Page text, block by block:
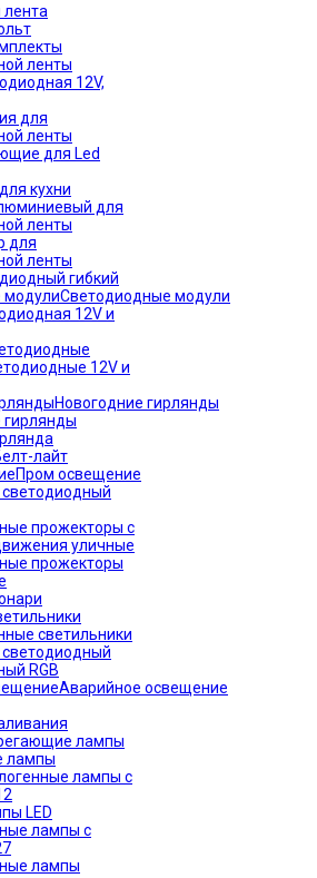
ленты
12V,
для
ленты
для Led
кухни
для
ленты
для
ленты
гибкий
Светодиодные модули
12V и
12V и
Новогодние гирлянды
лайт
Пром освещение
прожекторы с
уличные
прожекторы
светильники
RGB
Аварийное освещение
лампы
лампы
лампы с
LED
лампы с
лампы